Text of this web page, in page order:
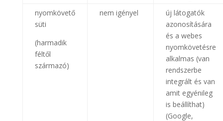
nyomkövető
süti
(harmadik
féltől
származó)
nem igényel
új látogatók
azonosítására
és a webes
nyomkövetésre
alkalmas (van
rendszerbe
integrált és van
amit egyénileg
is beállíthat)
(Google,